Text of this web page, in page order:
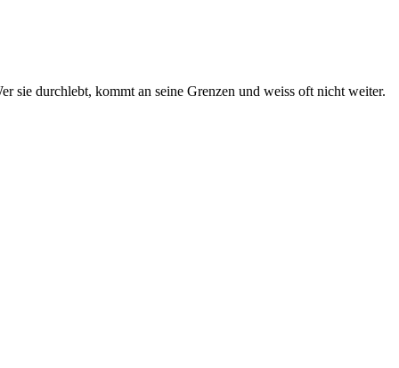
sie durchlebt, kommt an seine Grenzen und weiss oft nicht weiter.